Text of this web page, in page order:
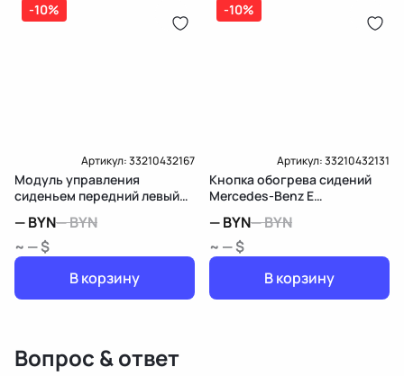
-10%
Артикул:33210432167
Модуль управления
сиденьем передний левый
W213/S213/C238/A238
—BYN—BYN
~ — $
В корзину
-10%
Артикул:33210432131
Кнопка обогрева сидений
Mercedes-Benz E
—BYN—BYN
~ — $
В корзину
Вопрос & ответ